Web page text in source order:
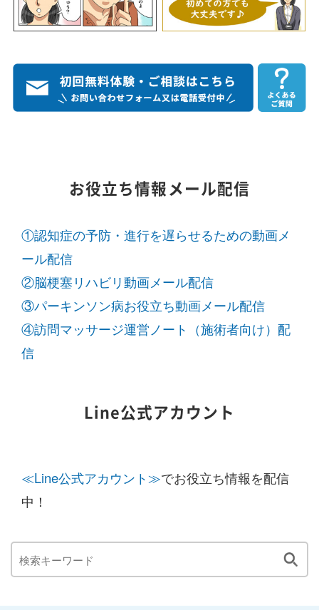
お役立ち情報メール配信
①認知症の予防・進行を遅らせるための動画メ
ール配信
②脳梗塞リハビリ動画メール配信
③パーキンソン病お役立ち動画メール配信
④訪問マッサージ運営ノート（施術者向け）配
信
Line公式アカウント
≪Line公式アカウント≫でお役立ち情報を配信
中！